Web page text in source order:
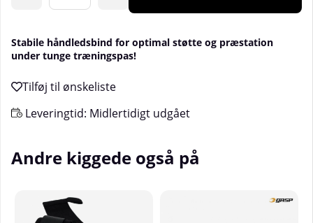
Stabile håndledsbind for optimal støtte og præstation
under tunge træningspas!
Leveringtid: Midlertidigt udgået
Andre kiggede også på